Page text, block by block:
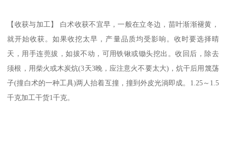
【收获与加工】 白术收获不宜早，一般在立冬边，苗叶渐渐褪黄，
就开始收获。如果收挖太早，产量品质均受影响。收时要选择晴
天，用手连蔸拔，如拔不动，可用铁锹或锄头挖出。收回后，除去
须根，用柴火或木炭炕(3天3晚，应注意火不要太大)，炕干后用篾荡
子(撞白术的一种工具)两人抬着互撞，撞到外皮光淌即成。1.25～1.5
千克加工干货1千克。